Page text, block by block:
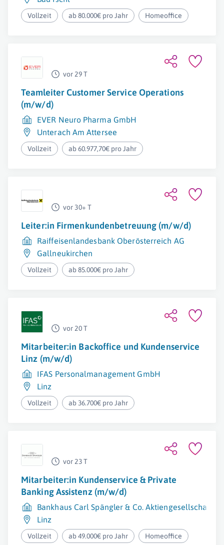
Vollzeit ab 80.000€ pro Jahr Homeoffice
vor 29 T
Teamleiter Customer Service Operations
(m/w/d)
EVER Neuro Pharma GmbH
Unterach Am Attersee
Vollzeit ab 60.977,70€ pro Jahr
vor 30+ T
Leiter:in Firmenkundenbetreuung (m/w/d)
Raiffeisenlandesbank Oberösterreich AG
Gallneukirchen
Vollzeit ab 85.000€ pro Jahr
vor 20 T
Mitarbeiter:in Backoffice und Kundenservice
Linz (m/w/d)
IFAS Personalmanagement GmbH
Linz
Vollzeit ab 36.700€ pro Jahr
vor 23 T
Mitarbeiter:in Kundenservice & Private
Banking Assistenz (m/w/d)
Bankhaus Carl Spängler & Co. Aktiengesellschaft
Linz
Vollzeit ab 49.000€ pro Jahr Homeoffice